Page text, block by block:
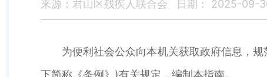
来源：君山区残疾人联合会 日期： 2025-09-
为便利社会公众向本机关获取政府信息，规